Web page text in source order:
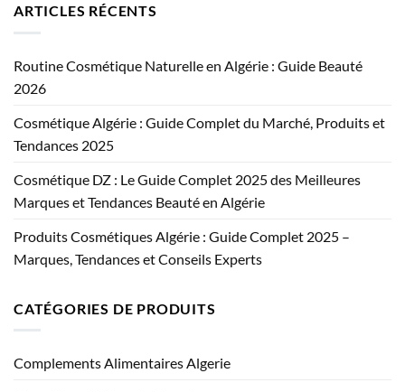
ARTICLES RÉCENTS
Routine Cosmétique Naturelle en Algérie : Guide Beauté
2026
Cosmétique Algérie : Guide Complet du Marché, Produits et
Tendances 2025
Cosmétique DZ : Le Guide Complet 2025 des Meilleures
Marques et Tendances Beauté en Algérie
Produits Cosmétiques Algérie : Guide Complet 2025 –
Marques, Tendances et Conseils Experts
CATÉGORIES DE PRODUITS
Complements Alimentaires Algerie